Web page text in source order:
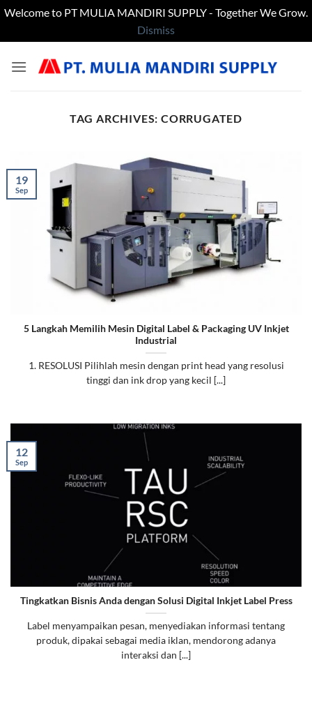
Welcome to PT MULIA MANDIRI SUPPLY - Together We Grow.
Dismiss
TAG ARCHIVES:CORRUGATED
5 Langkah Memilih Mesin Digital Label & Packaging UV Inkjet
Industrial
1. RESOLUSI Pilihlah mesin dengan print head yang resolusi
tinggi dan ink drop yang kecil [...]
19
Sep
Tingkatkan Bisnis Anda dengan Solusi Digital Inkjet Label Press
Label menyampaikan pesan, menyediakan informasi tentang
produk, dipakai sebagai media iklan, mendorong adanya
interaksi dan [...]
12
Sep